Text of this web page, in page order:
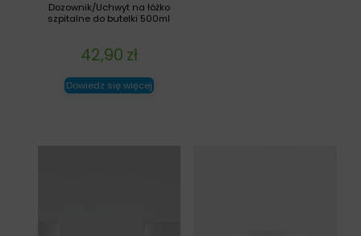
Dozownik/Uchwyt na łóżko
szpitalne do butelki 500ml
42,90 zł
Dowiedz się więcej